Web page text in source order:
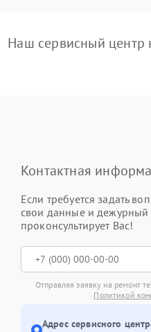
Наш сервисный центр
Контактная
Если требуется задать
свои данные и дежурный
проконсультирует Вас!
Отправляя заявку на ремонт
Политикой
Адрес сервисного